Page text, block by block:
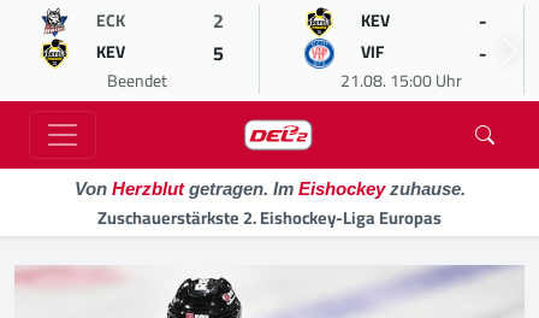
ECK 2
KEV 5
Beendet
KEV -
VIF -
21.08. 15:00 Uhr
Von Herzblutgetragen. Im Eishockeyzuhause.
Zuschauerstärkste 2. Eishockey-Liga Europas